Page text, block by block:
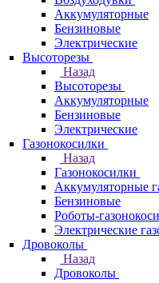
Аккумуляторные
Бензиновые
Электрические
Высоторезы
Назад
Высоторезы
Аккумуляторные
Бензиновые
Электрические
Газонокосилки
Назад
Газонокосилки
Аккумуляторные
Бензиновые
Роботы-
Электрические
Дровоколы
Назад
Дровоколы